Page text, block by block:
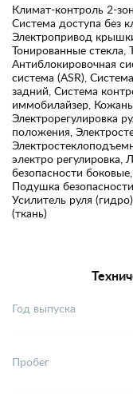
Климат-контроль 2-
Система доступа без
Электропривод
Тонированные стекла,
Антиблокировочная
система (ASR),
задний, Система
иммобилайзер,
Электрорегулировка
положения,
электро
безопасности
Подушка
Усилитель руля
(ткань)
Год выпуска
Пробег